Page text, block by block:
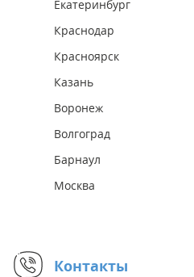
Екатеринбург
Краснодар
Красноярск
Казань
Воронеж
Волгоград
Барнаул
Москва
Контакты